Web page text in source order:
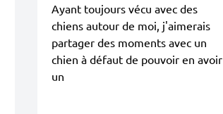
Ayant toujours vécu avec des
chiens autour de moi, j'aimerais
partager des moments avec un
chien à défaut de pouvoir en avoir
un